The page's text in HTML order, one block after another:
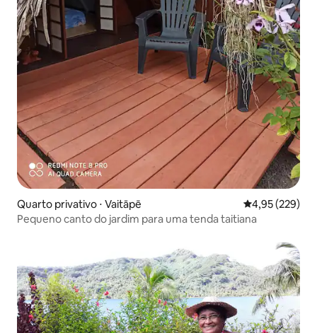
Quarto privativo ⋅ Vaitāpē 4,95 de uma
4,95 (229)
Pequeno canto do jardim para uma tenda taitiana